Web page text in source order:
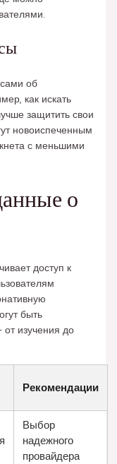
об
как искать
защитить свои
новоиспеченным
с меньшими
о
доступ к
быть
изучения до
Рекомендации
Выбор
надежного
провайдера